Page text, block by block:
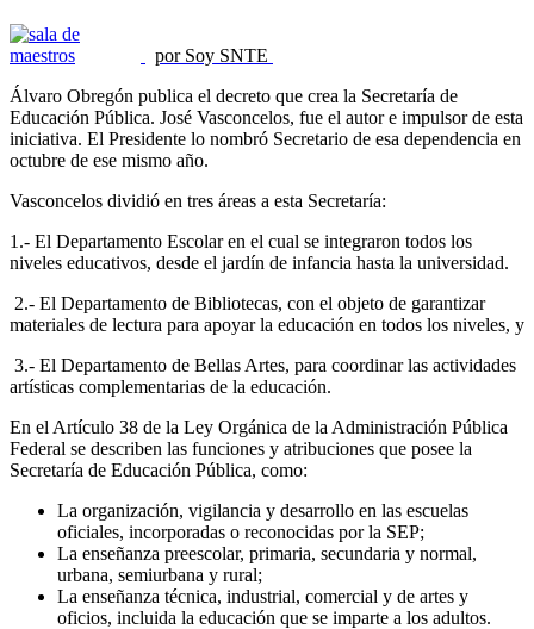
por Soy SNTE
Álvaro Obregón publica el decreto que crea la Secretaría de
Educación Pública. José Vasconcelos, fue el autor e impulsor de esta
iniciativa. El Presidente lo nombró Secretario de esa dependencia en
octubre de ese mismo año.
Vasconcelos dividió en tres áreas a esta Secretaría:
1.- El Departamento Escolar en el cual se integraron todos los
niveles educativos, desde el jardín de infancia hasta la universidad.
2.- El Departamento de Bibliotecas, con el objeto de garantizar
materiales de lectura para apoyar la educación en todos los niveles, y
3.- El Departamento de Bellas Artes, para coordinar las actividades
artísticas complementarias de la educación.
En el Artículo 38 de la Ley Orgánica de la Administración Pública
Federal se describen las funciones y atribuciones que posee la
Secretaría de Educación Pública, como:
La organización, vigilancia y desarrollo en las escuelas
oficiales, incorporadas o reconocidas por la SEP;
La enseñanza preescolar, primaria, secundaria y normal,
urbana, semiurbana y rural;
La enseñanza técnica, industrial, comercial y de artes y
oficios, incluida la educación que se imparte a los adultos.